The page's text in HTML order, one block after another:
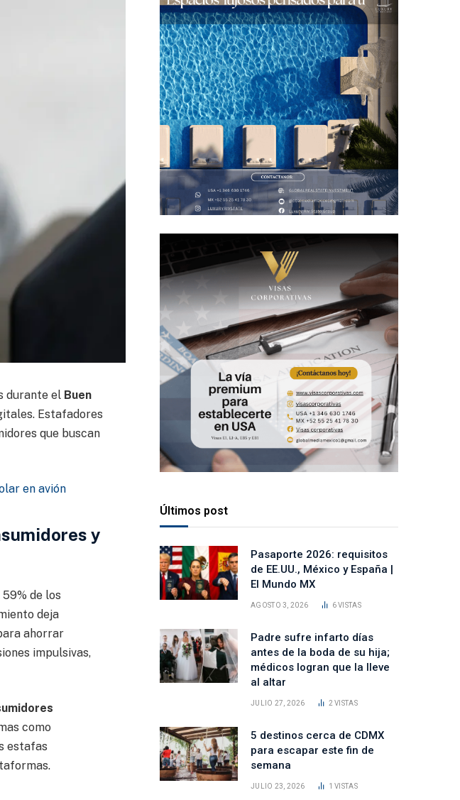
durante el Buen
Estafadores
que buscan
en avión
y
59% de los
deja
ahorrar
impulsivas,
como
estafas
Últimos post
Pasaporte 2026: requisitos
de EE.UU., México y España |
El Mundo MX
AGOSTO 3, 2026 6VISTAS
Padre sufre infarto días
antes de la boda de su hija;
médicos logran que la lleve
al altar
JULIO 27, 2026 2VISTAS
5 destinos cerca de CDMX
para escapar este fin de
semana
JULIO 23, 2026 1VISTAS